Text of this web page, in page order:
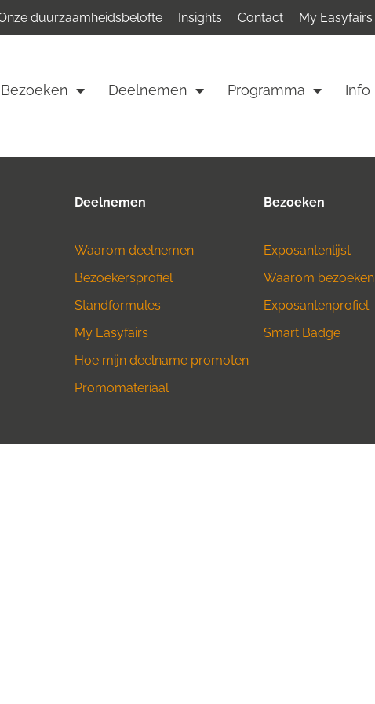
duurzaamheidsbelofte Insights Contact My Easyfairs
Bezoeken Deelnemen Programma Info
Deelnemen
Waarom deelnemen
Bezoekersprofiel
Standformules
My Easyfairs
Hoe mijn deelname promoten
Promomateriaal
Bezoeken
Exposantenlijst
Waarom bezoeken
Exposantenprofiel
Smart Badge